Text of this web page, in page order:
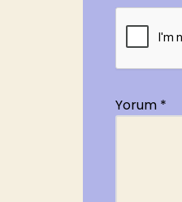
Yorum *